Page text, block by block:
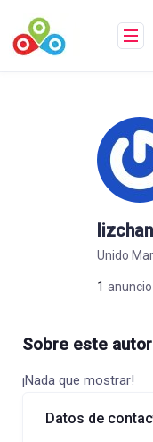
contenido
Unido
1 anuncio
Sobre este autor
¡Nada que mostrar!
Datos de